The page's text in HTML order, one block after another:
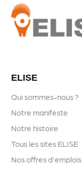
ELISE
Qui sommes-nous ?
Notre manifeste
Notre histoire
Tous les sites ELISE
Nos offres d'emplois